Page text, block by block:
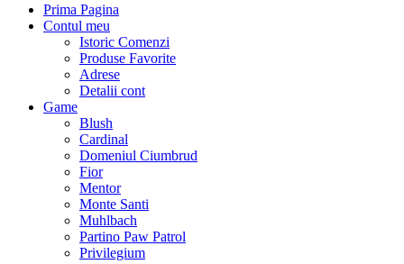
Prima Pagina
Contul meu
Istoric Comenzi
Produse Favorite
Adrese
Detalii cont
Game
Blush
Cardinal
Domeniul Ciumbrud
Fior
Mentor
Monte Santi
Muhlbach
Partino Paw Patrol
Privilegium